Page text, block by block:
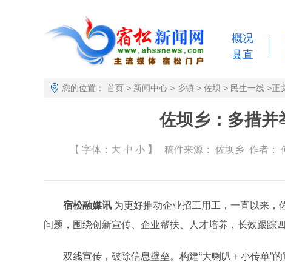
概况
县直
您的位置： 首页 > 新闻中心 > 乡镇 > 佐坝 > 民生一线 >正
佐坝乡：多措并
【 字体： 大 中 小】 稿件来源： 佐坝乡 作者：
宿松融媒讯 为更好推动企业招工用工，一直以来，
问题，围绕创新宣传、企业帮扶、人才培养，长效跟踪
双线宣传，破除信息壁垒。构建“大喇叭＋小传单”的